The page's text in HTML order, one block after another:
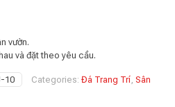
vườn.
và đặt theo yêu cầu.
10 Categories: Đá Trang Trí, Sân